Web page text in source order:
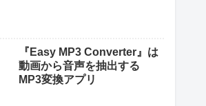
『Easy MP3 Converter』は
動画から音声を抽出する
MP3変換アプリ